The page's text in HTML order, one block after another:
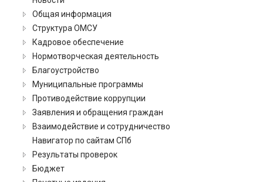
Общая информация
Структура ОМСУ
Кадровое обеспечение
Нормотворческая деятельность
Благоустройство
Муниципальные программы
Противодействие коррупции
Заявления и обращения граждан
Взаимодействие и сотрудничество
Навигатор по сайтам СПб
Результаты проверок
Бюджет